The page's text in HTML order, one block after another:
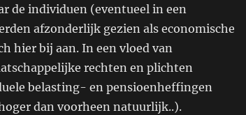
de individuen (eventueel in een
afzonderlijk gezien als economische
hier bij aan. In een vloed van
rechten en plichten
belasting- en pensioenheffingen
dan voorheen natuurlijk..).